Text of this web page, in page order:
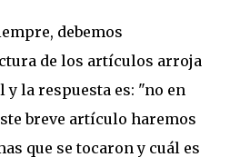
debemos
de los artículos arroja
la respuesta es: "no en
breve artículo haremos
que se tocaron y cuál es